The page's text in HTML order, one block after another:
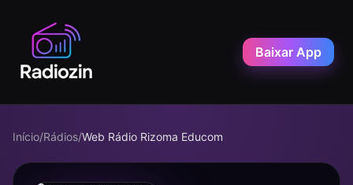
Baixar App
Início/Rádios/Web Rádio Rizoma Educom